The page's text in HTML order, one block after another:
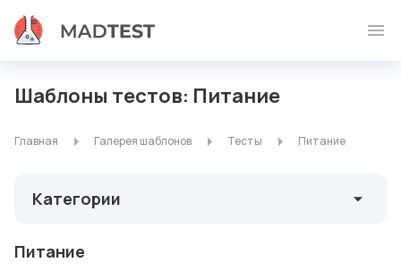
Шаблоны тестов: Питание
Главная Галерея шаблонов Тесты Питание
Категории
Питание